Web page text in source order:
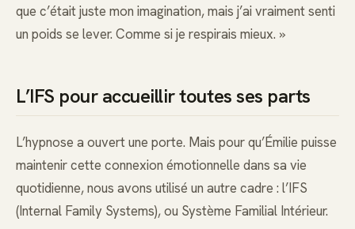
que c’était juste mon imagination, mais j’ai vraiment senti
un poids se lever. Comme si je respirais mieux. »
L’IFS pour accueillir toutes ses parts
L’hypnose a ouvert une porte. Mais pour qu’Émilie puisse
maintenir cette connexion émotionnelle dans sa vie
quotidienne, nous avons utilisé un autre cadre : l’IFS
(Internal Family Systems), ou Système Familial Intérieur.